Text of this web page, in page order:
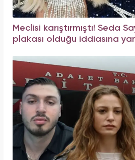
Meclisi karıştırmıştı! Seda
plakası olduğu iddiasına